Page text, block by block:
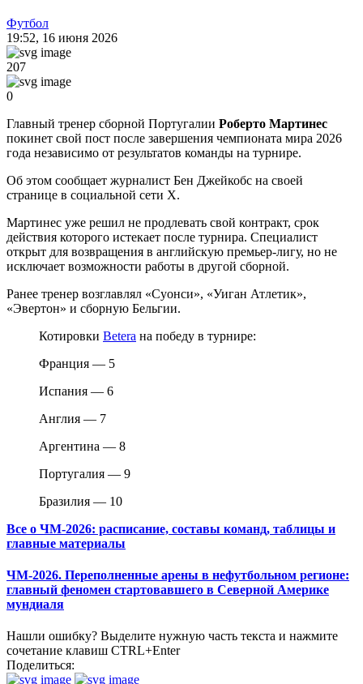
Футбол
19:52, 16 июня 2026
207
0
Главный тренер сборной Португалии Роберто Мартинес
покинет свой пост после завершения чемпионата мира 2026
года независимо от результатов команды на турнире.
Об этом сообщает журналист Бен Джейкобс на своей
странице в социальной сети X.
Мартинес уже решил не продлевать свой контракт, срок
действия которого истекает после турнира. Специалист
открыт для возвращения в английскую премьер-лигу, но не
исключает возможности работы в другой сборной.
Ранее тренер возглавлял «Суонси», «Уиган Атлетик»,
«Эвертон» и сборную Бельгии.
Котировки Betera на победу в турнире:
Франция — 5
Испания — 6
Англия — 7
Аргентина — 8
Португалия — 9
Бразилия — 10
Все о ЧМ-2026: расписание, составы команд, таблицы и
главные материалы
ЧМ-2026. Переполненные арены в нефутбольном регионе:
главный феномен стартовавшего в Северной Америке
мундиаля
Нашли ошибку? Выделите нужную часть текста и нажмите
сочетание клавиш CTRL+Enter
Поделиться: